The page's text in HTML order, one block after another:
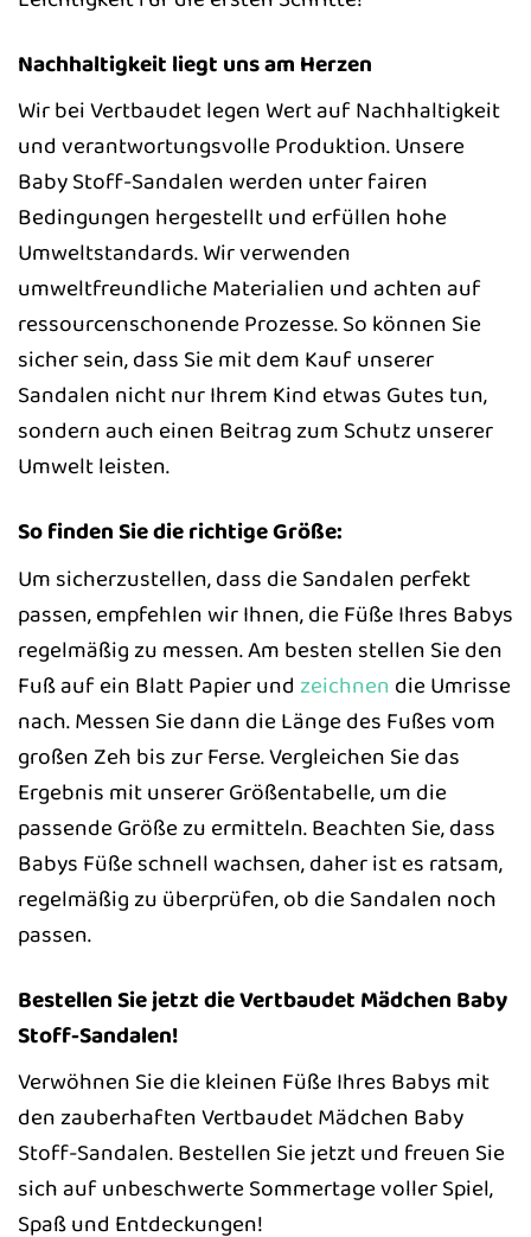
Nachhaltigkeit liegt uns am Herzen
Wir bei Vertbaudet legen Wert auf Nachhaltigkeit
und verantwortungsvolle Produktion. Unsere
Baby Stoff-Sandalen werden unter fairen
Bedingungen hergestellt und erfüllen hohe
Umweltstandards. Wir verwenden
umweltfreundliche Materialien und achten auf
ressourcenschonende Prozesse. So können Sie
sicher sein, dass Sie mit dem Kauf unserer
Sandalen nicht nur Ihrem Kind etwas Gutes tun,
sondern auch einen Beitrag zum Schutz unserer
Umwelt leisten.
So finden Sie die richtige Größe:
Um sicherzustellen, dass die Sandalen perfekt
passen, empfehlen wir Ihnen, die Füße Ihres Babys
regelmäßig zu messen. Am besten stellen Sie den
Fuß auf ein Blatt Papier und zeichnen die Umrisse
nach. Messen Sie dann die Länge des Fußes vom
großen Zeh bis zur Ferse. Vergleichen Sie das
Ergebnis mit unserer Größentabelle, um die
passende Größe zu ermitteln. Beachten Sie, dass
Babys Füße schnell wachsen, daher ist es ratsam,
regelmäßig zu überprüfen, ob die Sandalen noch
passen.
Bestellen Sie jetzt die Vertbaudet Mädchen Baby
Stoff-Sandalen!
Verwöhnen Sie die kleinen Füße Ihres Babys mit
den zauberhaften Vertbaudet Mädchen Baby
Stoff-Sandalen. Bestellen Sie jetzt und freuen Sie
sich auf unbeschwerte Sommertage voller Spiel,
Spaß und Entdeckungen!